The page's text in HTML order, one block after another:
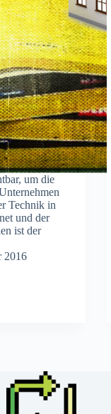
um die
Technik in
und der
ist der
2016